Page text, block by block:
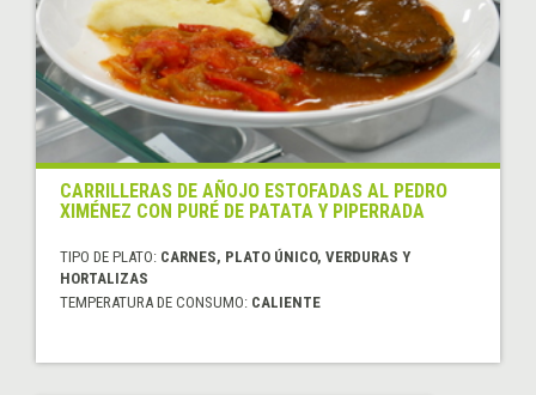
CARRILLERAS DE AÑOJO ESTOFADAS AL PEDRO
XIMÉNEZ CON PURÉ DE PATATA Y PIPERRADA
TIPO DE PLATO: CARNES, PLATO ÚNICO, VERDURAS Y
HORTALIZAS
TEMPERATURA DE CONSUMO: CALIENTE